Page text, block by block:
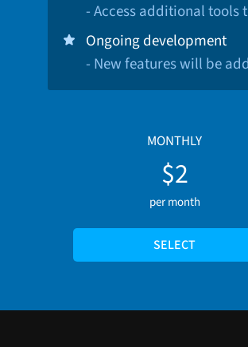
- Access additional tools
Ongoing development
- New features will be
MONTHLY
$2
per month
SELECT